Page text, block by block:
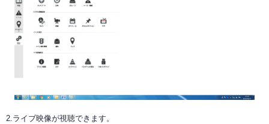
2.ライブ映像が視聴できます。